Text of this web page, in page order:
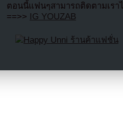
ตอนนี้แฟนๆสามารถติดตามเร
==>> IG YOUZAB